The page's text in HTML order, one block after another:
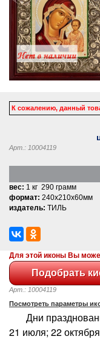
К сожалению, данный
Арт.: 10004119
вес: 1 кг 290 грамм
формат: 240x210x60мм
издатель: ТИЛЬ
Для этой иконы Вы
Арт.: 10004119
Посмотреть параметры
Дни
21 июля; 22